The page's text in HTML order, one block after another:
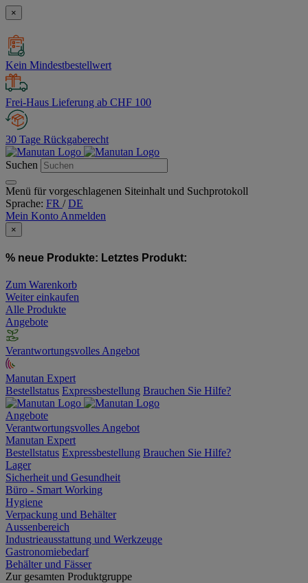
×
Kein Mindestbestellwert
Frei-Haus Lieferung ab CHF 100
30 Tage Rückgaberecht
Suchen
Menü für vorgeschlagenen Siteinhalt und Suchprotokoll
Sprache: FR /DE
Mein Konto Anmelden
×
% neue Produkte: Letztes Produkt:
Zum Warenkorb
Weiter einkaufen
Alle Produkte
Angebote
Verantwortungsvolles Angebot
Manutan Expert
Bestellstatus Expressbestellung Brauchen Sie Hilfe?
Angebote
Verantwortungsvolles Angebot
Manutan Expert
Bestellstatus Expressbestellung Brauchen Sie Hilfe?
Lager
Sicherheit und Gesundheit
Büro - Smart Working
Hygiene
Verpackung und Behälter
Aussenbereich
Industrieausstattung und Werkzeuge
Gastronomiebedarf
Behälter und Fässer
Zur gesamten Produktgruppe